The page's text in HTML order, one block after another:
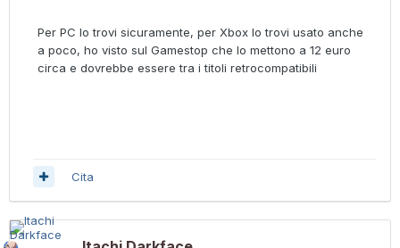
Per PC lo trovi sicuramente, per Xbox lo trovi usato anche
a poco, ho visto sul Gamestop che lo mettono a 12 euro
circa e dovrebbe essere tra i titoli retrocompatibili
Cita